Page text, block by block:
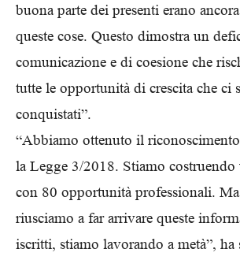
buona parte dei presenti erano
queste cose. Questo dimostra un
comunicazione e di coesione che
tutte le opportunità di crescita che ci
conquistati”.
“Abbiamo ottenuto il
la Legge 3/2018. Stiamo
con 80 opportunità professionali.
riusciamo a far arrivare queste
iscritti, stiamo lavorando a metà”, ha